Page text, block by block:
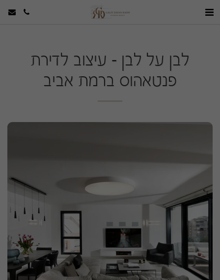
לבן על לבן - עיצוב לדירת
פנטאהוס ברמת אביב